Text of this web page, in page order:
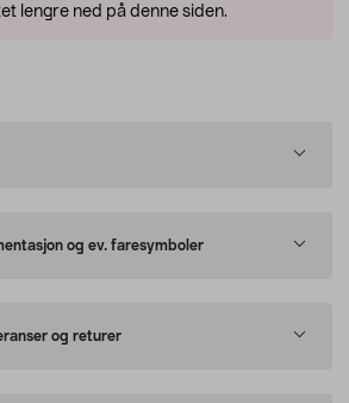
lengre ned på denne siden.
og ev. faresymboler
og returer